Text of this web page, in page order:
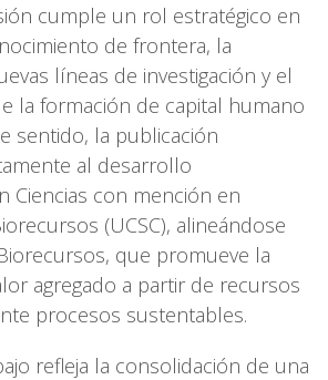
cumple un rol estratégico en
de frontera, la
líneas de investigación y el
la formación de capital humano
sentido, la publicación
al desarrollo
Ciencias con mención en
(UCSC), alineándose
que promueve la
agregado a partir de recursos
procesos sustentables.
refleja la consolidación de una